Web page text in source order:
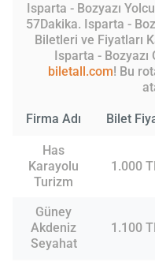
Isparta - Bozyazı
57Dakika. Isparta -
Biletleri ve Fiyatları
Isparta - Bozyazı
biletall.com! Bu
Firma Adı Bilet
Has
Karayolu
Turizm
1.000
Güney
Akdeniz
Seyahat
1.100